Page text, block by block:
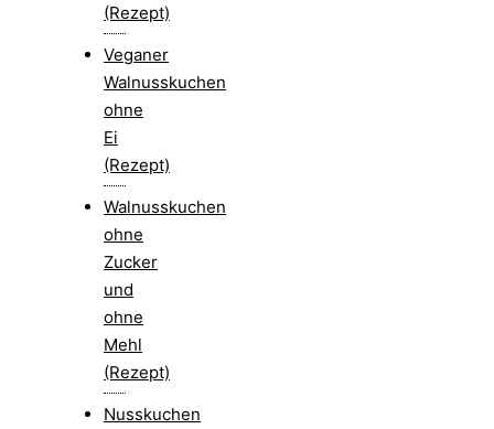
(Rezept)
Veganer
Walnusskuchen
ohne
Ei
(Rezept)
Walnusskuchen
ohne
Zucker
und
ohne
Mehl
(Rezept)
Nusskuchen